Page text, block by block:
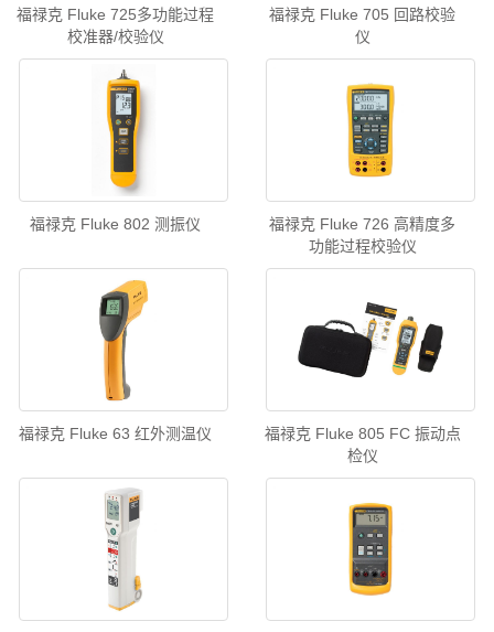
福禄克 Fluke 725多功能过程
校准器/校验仪
福禄克 Fluke 705 回路校验
仪
福禄克 Fluke 802 测振仪
福禄克 Fluke 726 高精度多
功能过程校验仪
福禄克 Fluke 63 红外测温仪
福禄克 Fluke 805 FC 振动点
检仪